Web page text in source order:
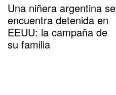
Una niñera argentina se
encuentra detenida en
EEUU: la campaña de
su familia